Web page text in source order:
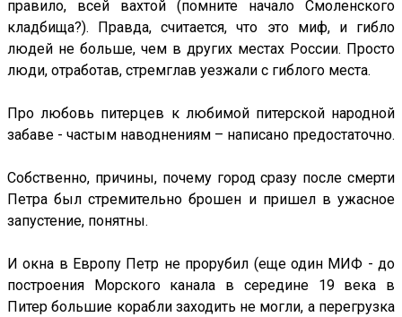
правило, всей вахтой (помните начало Смоленского
кладбища?). Правда, считается, что это миф, и гибло
людей не больше, чем в других местах России. Просто
люди, отработав, стремглав уезжали с гиблого места.
Про любовь питерцев к любимой питерской народной
забаве - частым наводнениям – написано предостаточно.
Собственно, причины, почему город сразу после смерти
Петра был стремительно брошен и пришел в ужасное
запустение, понятны.
И окна в Европу Петр не прорубил (еще один МИФ - до
построения Морского канала в середине 19 века в
Питер большие корабли заходить не могли, а перегрузка